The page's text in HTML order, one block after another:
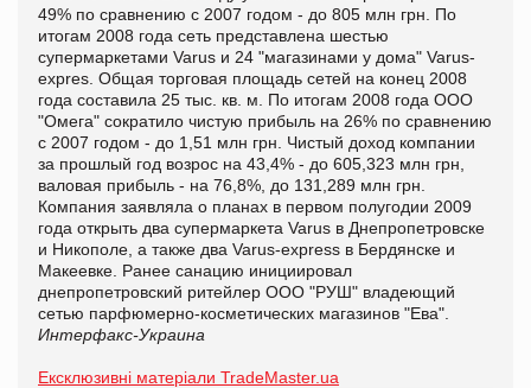
49% по сравнению с 2007 годом - до 805 млн грн. По
итогам 2008 года сеть представлена шестью
супермаркетами Varus и 24 "магазинами у дома" Varus-
expres. Общая торговая площадь сетей на конец 2008
года составила 25 тыс. кв. м. По итогам 2008 года ООО
"Омега" сократило чистую прибыль на 26% по сравнению
с 2007 годом - до 1,51 млн грн. Чистый доход компании
за прошлый год возрос на 43,4% - до 605,323 млн грн,
валовая прибыль - на 76,8%, до 131,289 млн грн.
Компания заявляла о планах в первом полугодии 2009
года открыть два супермаркета Varus в Днепропетровске
и Никополе, а также два Varus-express в Бердянске и
Макеевке. Ранее санацию инициировал
днепропетровский ритейлер ООО "РУШ" владеющий
сетью парфюмерно-косметических магазинов "Ева".
Интерфакс-Украина
Ексклюзивні матеріали TradeMaster.ua